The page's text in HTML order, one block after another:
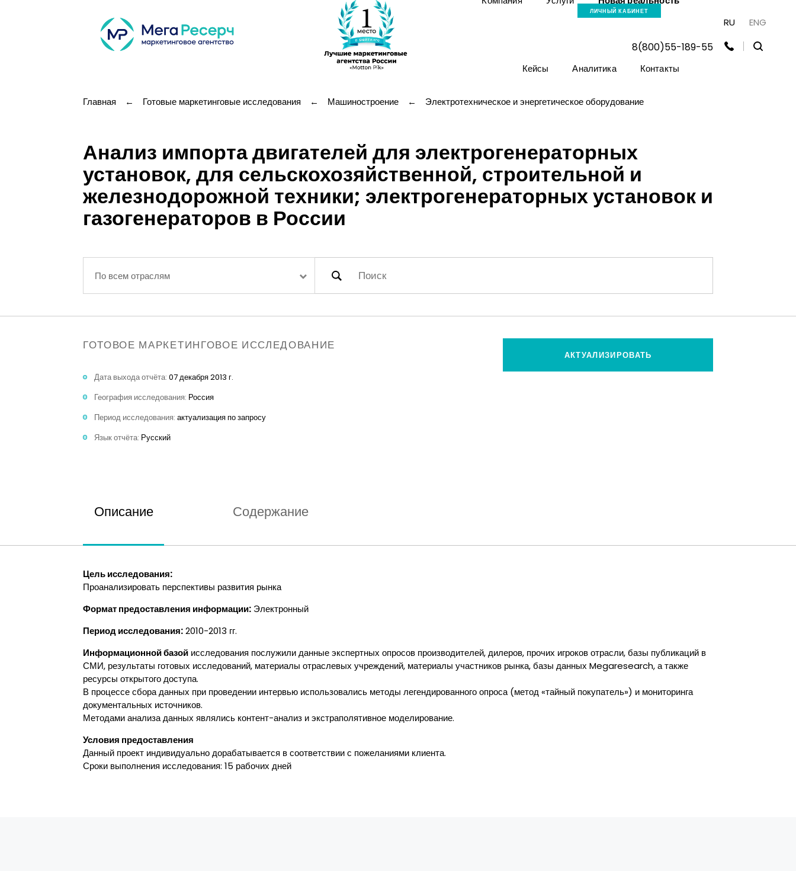
ЛИЧНЫЙ КАБИНЕТ
Кейсы Аналитика Контакты
RU ENG
8(800)55-189-55
Главная ← Готовые маркетинговые исследования ← Машиностроение ← Электротехническое и энергетическое оборудование
Анализ импорта двигателей для электрогенераторных
установок, для сельскохозяйственной, строительной и
железнодорожной техники; электрогенераторных установок и
газогенераторов в России
По всем отраслям
ГОТОВОЕ МАРКЕТИНГОВОЕ ИССЛЕДОВАНИЕ
Дата выхода отчёта: 07 декабря 2013 г.
География исследования: Россия
Период исследования: актуализация по запросу
Язык отчёта: Русский
АКТУАЛИЗИРОВАТЬ
Описание Содержание
Цель исследования:
Проанализировать перспективы развития рынка
Формат предоставления информации:Электронный
Период исследования:2010-2013 гг.
Информационной базойисследования послужили данные экспертных опросов производителей, дилеров, прочих игроков отрасли, базы публикаций в
СМИ, результаты готовых исследований, материалы отраслевых учреждений, материалы участников рынка, базы данных Megaresearch, а также
ресурсы открытого доступа.
В процессе сбора данных при проведении интервью использовались методы легендированного опроса (метод «тайный покупатель») и мониторинга
документальных источников.
Методами анализа данных являлись контент-анализ и экстраполятивное моделирование.
Условия предоставления
Данный проект индивидуально дорабатывается в соответствии с пожеланиями клиента.
Сроки выполнения исследования: 15 рабочих дней